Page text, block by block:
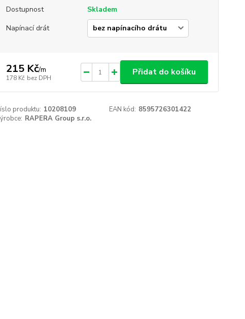
Dostupnost
Skladem
Napínací drát
215 Kč/m
178 Kč bez DPH
Přidat do košíku
produktu: 10208109 EAN kód: 8595726301422
RAPERA Group s.r.o.